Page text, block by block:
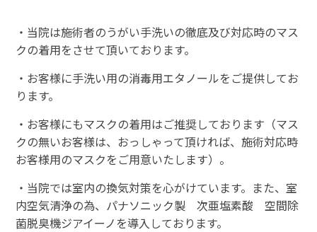
・当院は施術者のうがい手洗いの徹底及び対応時のマス
クの着用をさせて頂いております。
・お客様に手洗い用の消毒用エタノールをご提供してお
ります。
・お客様にもマスクの着用はご推奨しております（マス
クの無いお客様は、おっしゃって頂ければ、施術対応時
お客様用のマスクをご用意いたします）。
・当院では室内の換気対策を心がけています。また、室
内空気清浄の為、パナソニック製 次亜塩素酸 空間除
菌脱臭機ジアイーノを導入しております。